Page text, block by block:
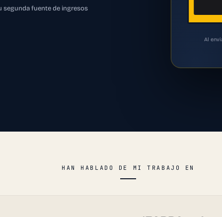
segunda fuente de ingresos
Al
HAN HABLADO DE MI TRABAJO EN